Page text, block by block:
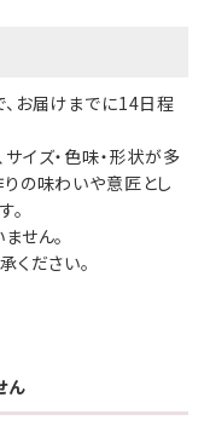
お届けまでに14日程
イズ・色味・形状が多
の味わいや意匠とし
。
せん。
ください。
ん